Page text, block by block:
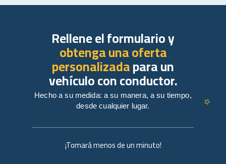
¡Tomará menos de un minuto!
Rellene el formulario y
obtenga una oferta
personalizadapara un
vehículo con conductor.
Hecho a su medida: a su manera, a su tiempo,
desde cualquier lugar.